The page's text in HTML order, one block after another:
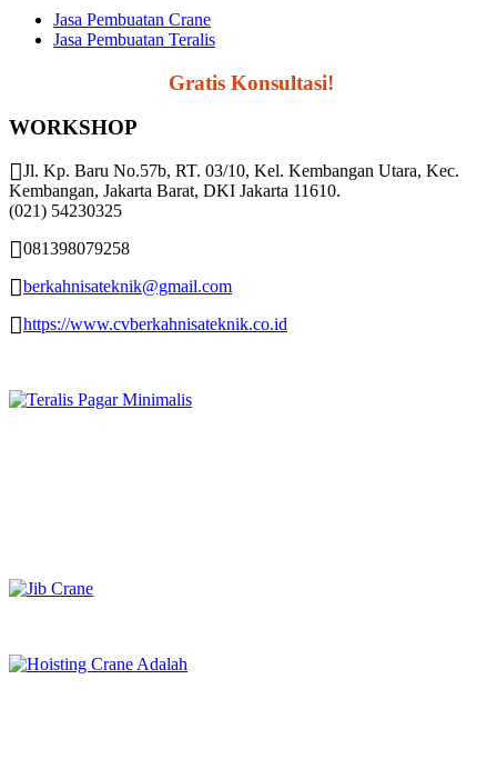
Jasa Pembuatan Crane
Jasa Pembuatan Teralis
Gratis Konsultasi!
WORKSHOP
Jl. Kp. Baru No.57b, RT. 03/10, Kel. Kembangan Utara, Kec.
Kembangan, Jakarta Barat, DKI Jakarta 11610.
(021) 54230325
081398079258
berkahnisateknik@gmail.com
https://www.cvberkahnisateknik.co.id